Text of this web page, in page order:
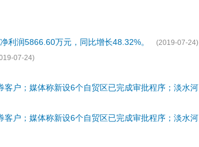
利润5866.60万元，同比增长48.32%。
(2019-07-24)
07-24)
客户；媒体称新设6个自贸区已完成审批程序；淡水河
客户；媒体称新设6个自贸区已完成审批程序；淡水河